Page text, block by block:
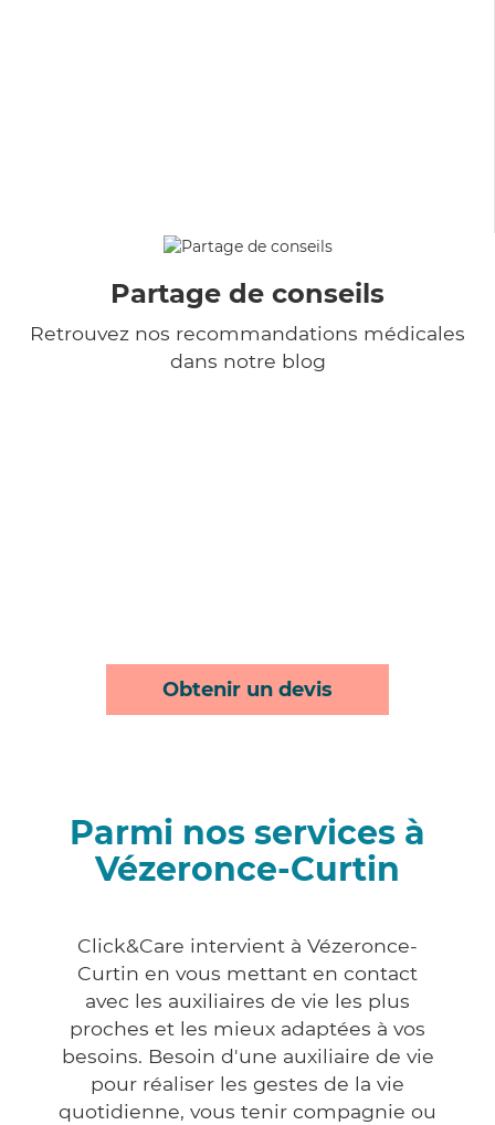
Partage de conseils
Retrouvez nos recommandations médicales
dans notre blog
Obtenir un devis
Parmi nos services à
Vézeronce-Curtin
Click&Care intervient à Vézeronce-
Curtin en vous mettant en contact
avec les auxiliaires de vie les plus
proches et les mieux adaptées à vos
besoins. Besoin d'une auxiliaire de vie
pour réaliser les gestes de la vie
quotidienne, vous tenir compagnie ou